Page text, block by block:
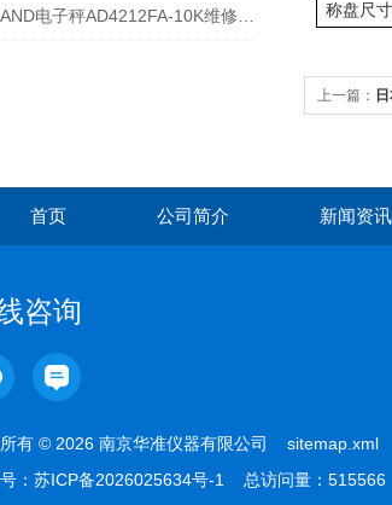
称盘尺寸
上一篇：
首页 公司简介 新闻资讯
咨询
有 © 2026 南京华准仪器有限公司 sitemap.xml
： 苏ICP备2026025634号-1 总访问量：515566